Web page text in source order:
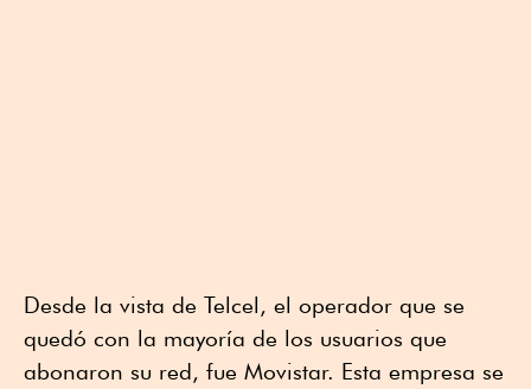
Desde la vista de Telcel, el operador que se
quedó con la mayoría de los usuarios que
abonaron su red, fue Movistar. Esta empresa se